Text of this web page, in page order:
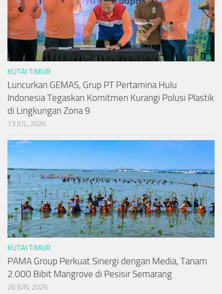
KUTAI TIMUR
Luncurkan GEMAS, Grup PT Pertamina Hulu
Indonesia Tegaskan Komitmen Kurangi Polusi Plastik
di Lingkungan Zona 9
13 JUL, 2026
KUTAI TIMUR
PAMA Group Perkuat Sinergi dengan Media, Tanam
2.000 Bibit Mangrove di Pesisir Semarang
26 JUN, 2026